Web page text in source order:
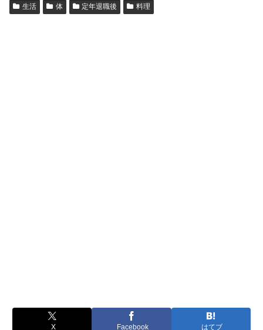
生活 体 定年退職後 料理
X Facebook はてブ